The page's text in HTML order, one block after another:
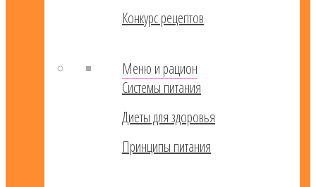
Конкурс рецептов
Меню и рацион
Системы питания
Диеты для здоровья
Принципы питания